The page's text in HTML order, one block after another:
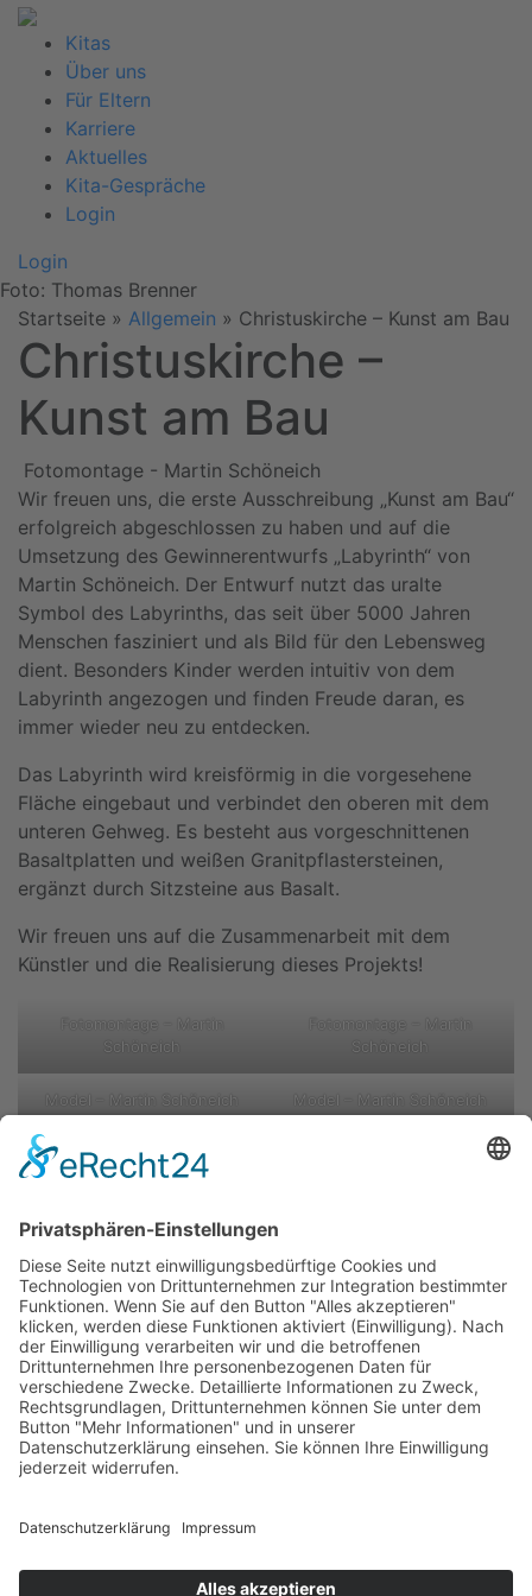
Kitas
Über uns
Für Eltern
Karriere
Aktuelles
Kita-Gespräche
Login
Login
Foto: Thomas Brenner
Startseite » Allgemein » Christuskirche – Kunst am Bau
Christuskirche –
Kunst am Bau
Fotomontage - Martin Schöneich
Wir freuen uns, die erste Ausschreibung „Kunst am Bau“
erfolgreich abgeschlossen zu haben und auf die
Umsetzung des Gewinnerentwurfs „Labyrinth“ von
Martin Schöneich. Der Entwurf nutzt das uralte
Symbol des Labyrinths, das seit über 5000 Jahren
Menschen fasziniert und als Bild für den Lebensweg
dient. Besonders Kinder werden intuitiv von dem
Labyrinth angezogen und finden Freude daran, es
immer wieder neu zu entdecken.
Das Labyrinth wird kreisförmig in die vorgesehene
Fläche eingebaut und verbindet den oberen mit dem
unteren Gehweg. Es besteht aus vorgeschnittenen
Basaltplatten und weißen Granitpflastersteinen,
ergänzt durch Sitzsteine aus Basalt.
Wir freuen uns auf die Zusammenarbeit mit dem
Künstler und die Realisierung dieses Projekts!
Fotomontage – Martin
Schöneich
Fotomontage – Martin
Schöneich
Model – Martin Schöneich Model – Martin Schöneich
Model – Martin Schöneich
Kitas
Übersicht
Über uns
Struktur
Team
Suche nach neuen Fachkräften
Für Eltern
Kita-Gespräche
Ausbildung